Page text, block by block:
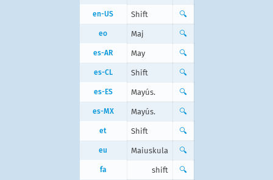
en-US Shift 🔍
eo Maj 🔍
es-AR May 🔍
es-CL Shift 🔍
es-ES Mayús. 🔍
es-MX Mayús. 🔍
et Shift 🔍
eu Maiuskula 🔍
fa shift 🔍